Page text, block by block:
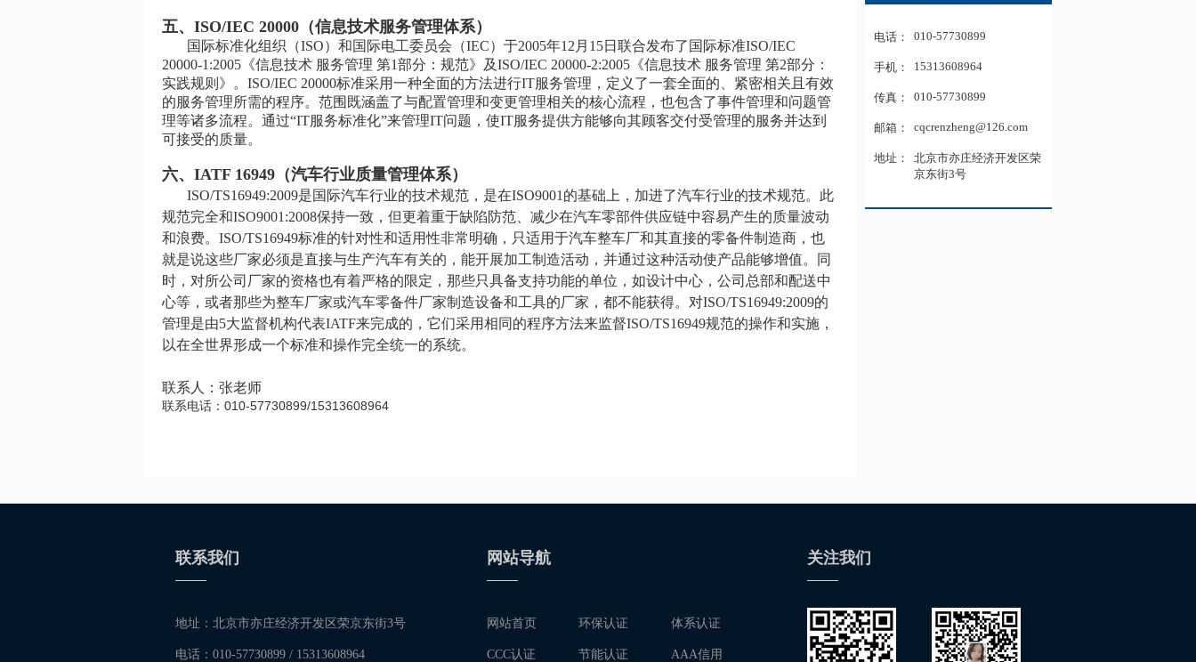
五、ISO/IEC 20000（信息技术服务管理体系）
国际标准化组织（ISO）和国际电工委员会（IEC）于2005年12月15日联合发布了国际标准ISO/IEC
20000-1:2005《信息技术 服务管理 第1部分：规范》及ISO/IEC 20000-2:2005《信息技术 服务管理 第2部分：
实践规则》。ISO/IEC 20000标准采用一种全面的方法进行IT服务管理，定义了一套全面的、紧密相关且有效
的服务管理所需的程序。范围既涵盖了与配置管理和变更管理相关的核心流程，也包含了事件管理和问题管
理等诸多流程。通过“IT服务标准化”来管理IT问题，使IT服务提供方能够向其顾客交付受管理的服务并达到
可接受的质量。
六、IATF 16949（汽车行业质量管理体系）
ISO/TS16949:2009是国际汽车行业的技术规范，是在ISO9001的基础上，加进了汽车行业的技术规范。此
规范完全和ISO9001:2008保持一致，但更着重于缺陷防范、减少在汽车零部件供应链中容易产生的质量波动
和浪费。ISO/TS16949标准的针对性和适用性非常明确，只适用于汽车整车厂和其直接的零备件制造商，也
就是说这些厂家必须是直接与生产汽车有关的，能开展加工制造活动，并通过这种活动使产品能够增值。同
时，对所公司厂家的资格也有着严格的限定，那些只具备支持功能的单位，如设计中心，公司总部和配送中
心等，或者那些为整车厂家或汽车零备件厂家制造设备和工具的厂家，都不能获得。对ISO/TS16949:2009的
管理是由5大监督机构代表IATF来完成的，它们采用相同的程序方法来监督ISO/TS16949规范的操作和实施，
以在全世界形成一个标准和操作完全统一的系统。
联系人：张老师
联系电话：010-57730899/15313608964
电话： 010-57730899
手机： 15313608964
传真： 010-57730899
邮箱： cqcrenzheng@126.com
地址：
北京市亦庄经济开发区荣
京东街3号
联系我们
地址：北京市亦庄经济开发区荣京东街3号
电话：010-57730899 / 15313608964
网站导航
网站首页 环保认证 体系认证
CCC认证 节能认证 AAA信用
关注我们